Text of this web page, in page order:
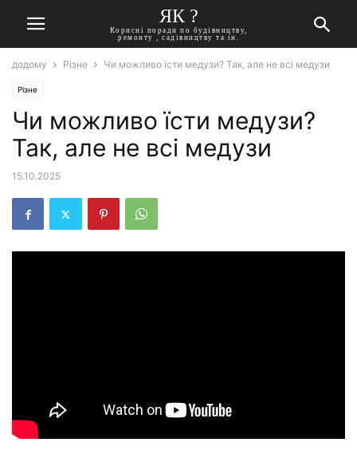
ЯК ?
Корисні поради по будівництву,
ремонту , садівництву та ін.
додому Різне Чи можливо їсти медузи? Так, але не всі медузи
Різне
Чи можливо їсти медузи?
Так, але не всі медузи
15.10.2025